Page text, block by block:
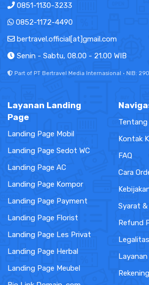
0851-1130-3233
0852-1172-4490
bertravel.official[at]gmail.com
Senin - Sabtu, 08.00 - 21.00 WIB
Part of PT Bertravel Media Internasional · NIB:
Layanan Landing
Page
Landing Page Mobil
Landing Page Sedot WC
Landing Page AC
Landing Page Kompor
Landing Page Payment
Landing Page Florist
Landing Page Les Privat
Landing Page Herbal
Landing Page Meubel
Tentang
Kontak
FAQ
Cara
Syarat
Refund
Layanan